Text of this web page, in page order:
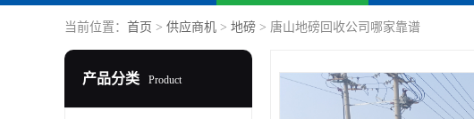
当前位置： 首页 > 供应商机 > 地磅 > 唐山地磅回收公司哪家靠谱
产品分类 Product